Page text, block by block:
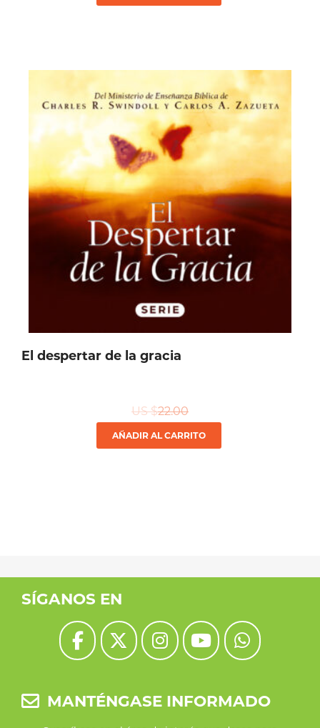
El despertar de la gracia
US $22.00
AÑADIR AL CARRITO
SÍGANOS EN
MANTÉNGASE INFORMADO